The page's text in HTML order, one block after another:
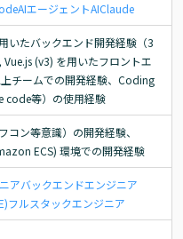
AIエージェントAIClaude
いたバックエンド開発経験（3
(v3) を用いたフロントエ
チームでの開発経験、Coding
code等）の使用経験
コン等意識）の開発経験、
ECS) 環境での開発経験
アバックエンドエンジニア
フルスタックエンジニア